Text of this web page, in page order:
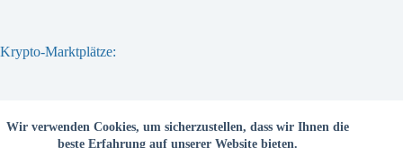
Wir verwenden Cookies, um sicherzustellen, dass wir Ihnen die
beste Erfahrung auf unserer Website bieten.
Krypto-Marktplätze:
Bitpanda